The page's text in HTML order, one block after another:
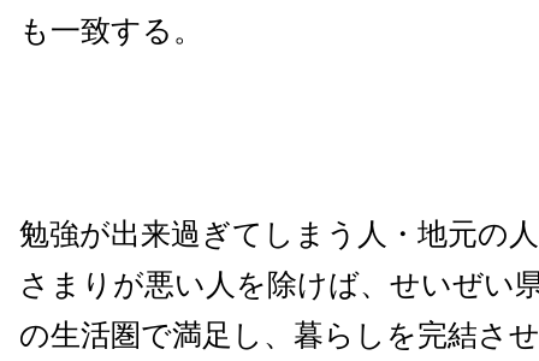
も一致する。
勉強が出来過ぎてしまう人・地元の
さまりが悪い人を除けば、せいぜい
の生活圏で満足し、暮らしを完結さ